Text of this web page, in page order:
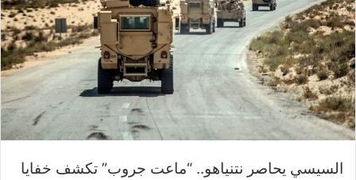
السيسي يحاصر نتنياهو.. “ماعت جروب” تكشف خفايا